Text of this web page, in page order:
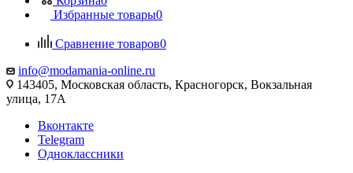
Избранные товары0
Сравнение товаров0
info@modamania-online.ru
143405, Московская область, Красногорск, Вокзальная
улица, 17А
Вконтакте
Telegram
Одноклассники